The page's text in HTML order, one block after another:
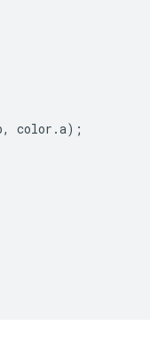
, color .a);